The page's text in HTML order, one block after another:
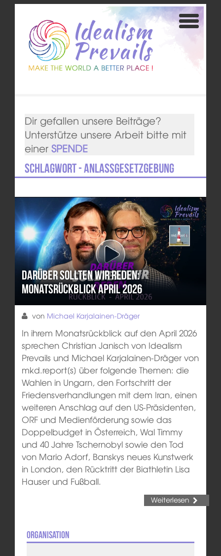
Dir gefallen unsere Beiträge?
Unterstütze unsere Arbeit bitte mit
einer SPENDE
Schlagwort - Anlassgesetzgebung
Darüber sollten wir reden:
Monatsrückblick April 2026
von Michael Karjalainen-Dräger
In ihrem Monatsrückblick auf den April 2026
sprechen Christian Janisch von Idealism
Prevails und Michael Karjalainen-Dräger von
mkd.report[s] über folgende Themen: die
Wahlen in Ungarn, den Fortschritt der
Friedensverhandlungen mit dem Iran, einen
weiteren Anschlag auf den US-Präsidenten,
ORF und Medienförderung sowie das
Doppelbudget in Österreich, Wal Timmy
und 40 Jahre Tschernobyl sowie den Tod
von Mario Adorf, Banskys neues Kunstwerk
in London, den Rücktritt der Biathletin Lisa
Hauser und Fußball.
Weiterlesen
Organisation